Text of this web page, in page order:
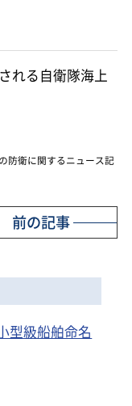
れる自衛隊海上
防衛に関するニュース記
前の記事
型級船舶命名